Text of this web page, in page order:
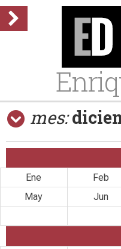
mes:
Ene
Feb
May
Jun